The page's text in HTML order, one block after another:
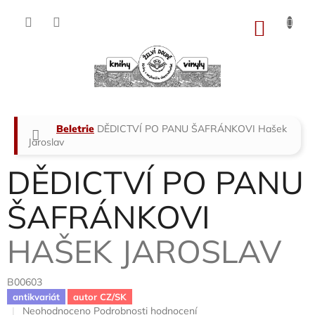
Domů
Beletrie DĚDICTVÍ PO PANU ŠAFRÁNKOVI Hašek
Jaroslav
DĚDICTVÍ PO PANU
ŠAFRÁNKOVI
HAŠEK JAROSLAV
B00603
antikvariát autor CZ/SK
Průměrné
Neohodnoceno Podrobnosti hodnocení